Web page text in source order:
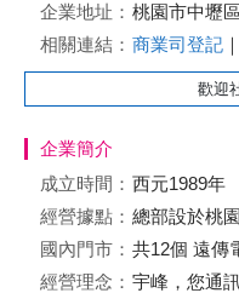
企業地址： 桃園市中壢區
相關連結： 商業司登記 ｜
歡迎
企業簡介
成立時間： 西元1989年
經營據點： 總部設於桃
國內門市： 共12個 遠傳
經營理念： 宇峰，您通